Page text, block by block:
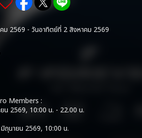
ม 2569 - วันอาทิตย์ที่ 2 สิงหาคม 2569
Members :
น 2569, 10:00 น. - 22.00 น.
ถุนายน 2569, 10:00 น.